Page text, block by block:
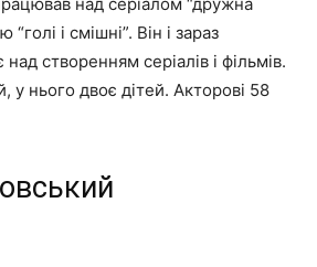
над серіалом “дружна
і смішні”. Він і зараз
створенням серіалів і фільмів.
у нього двоє дітей. Акторові 58